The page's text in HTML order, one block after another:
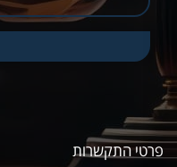
פרטי התקשרות